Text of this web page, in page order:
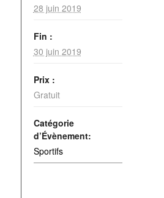
28 juin 2019
Fin :
30 juin 2019
Prix :
Gratuit
Catégorie
d’Évènement:
Sportifs